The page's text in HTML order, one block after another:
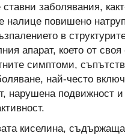
заболявания,
налице повишено
в
апарат, което от своя
симптоми,
най-често
нарушена подвижност
киселина,